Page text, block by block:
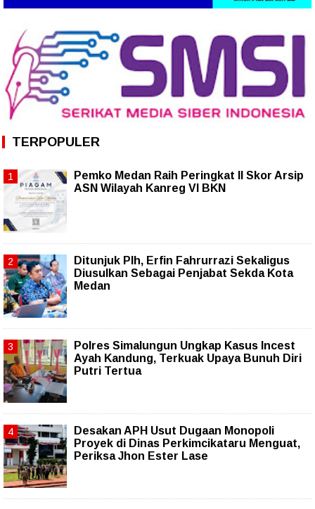
TERPOPULER
Pemko Medan Raih Peringkat II Skor Arsip
ASN Wilayah Kanreg VI BKN
Ditunjuk Plh, Erfin Fahrurrazi Sekaligus
Diusulkan Sebagai Penjabat Sekda Kota
Medan
Polres Simalungun Ungkap Kasus Incest
Ayah Kandung, Terkuak Upaya Bunuh Diri
Putri Tertua
Desakan APH Usut Dugaan Monopoli
Proyek di Dinas Perkimcikataru Menguat,
Periksa Jhon Ester Lase